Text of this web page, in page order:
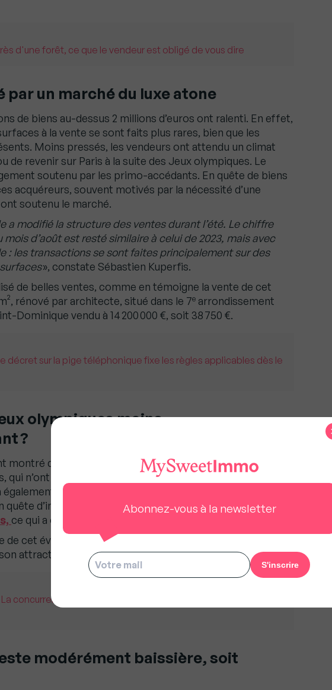
d'une forêt, ce que le vendeur est obligé de vous dire
par un marché du luxe atone
de biens au-dessus 2 millions d’euros ont ralenti. En effet,
à la vente se sont faits plus rares, bien que les
Moins pressés, les vendeurs ont attendu un climat
de revenir sur Paris à la suite des Jeux olympiques. Le
soutenu par les primo-accédants. En quête de biens
acquéreurs, souvent motivés par la nécessité d’une
soutenu le marché.
a modifié la structure des ventes durant l’été. Le chiffre
mois d’août est resté similaire à celui de 2023, mais avec
: les transactions se sont faites principalement sur des
», constate Sébastien Kuperfis.
de belles ventes, comme en témoigne la vente de cet
rénové par architecte, situé dans le 7e arrondissement
Dominique vendu à 14 200 000 €, soit 38 750 €.
décret sur la pige téléphonique fixe les règles applicables dès le
olympiques moins
?
montré des signes de faiblesse dans le secteur des
qui n’ont pas atteint les niveaux espérés par les clients
pu constater la diminution du nombre de
d’investissement ou de pied-à-terre durant la période
ce qui a contribué à un statu quo du marché.
de cet événement a contribué à accroître le rayonnement
attractivité pour les mois, voire les années à venir.
concurrence nous oblige à être meilleurs », Guillaume Martinaud
modérément baissière, soit
Abonnez-vous à la newsletter